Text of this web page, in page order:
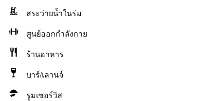
สระว่ายน้ำในร่ม
ศูนย์ออกกำลังกาย
ร้านอาหาร
บาร์/เลานจ์
รูมเซอร์วิส